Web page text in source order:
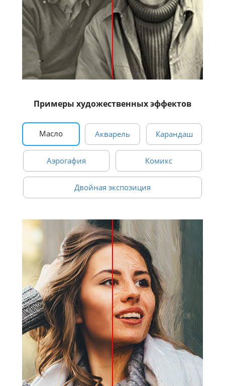
Примеры художественных эффектов
Масло Акварель Карандаш
Аэрогафия Комикс
Двойная экспозиция